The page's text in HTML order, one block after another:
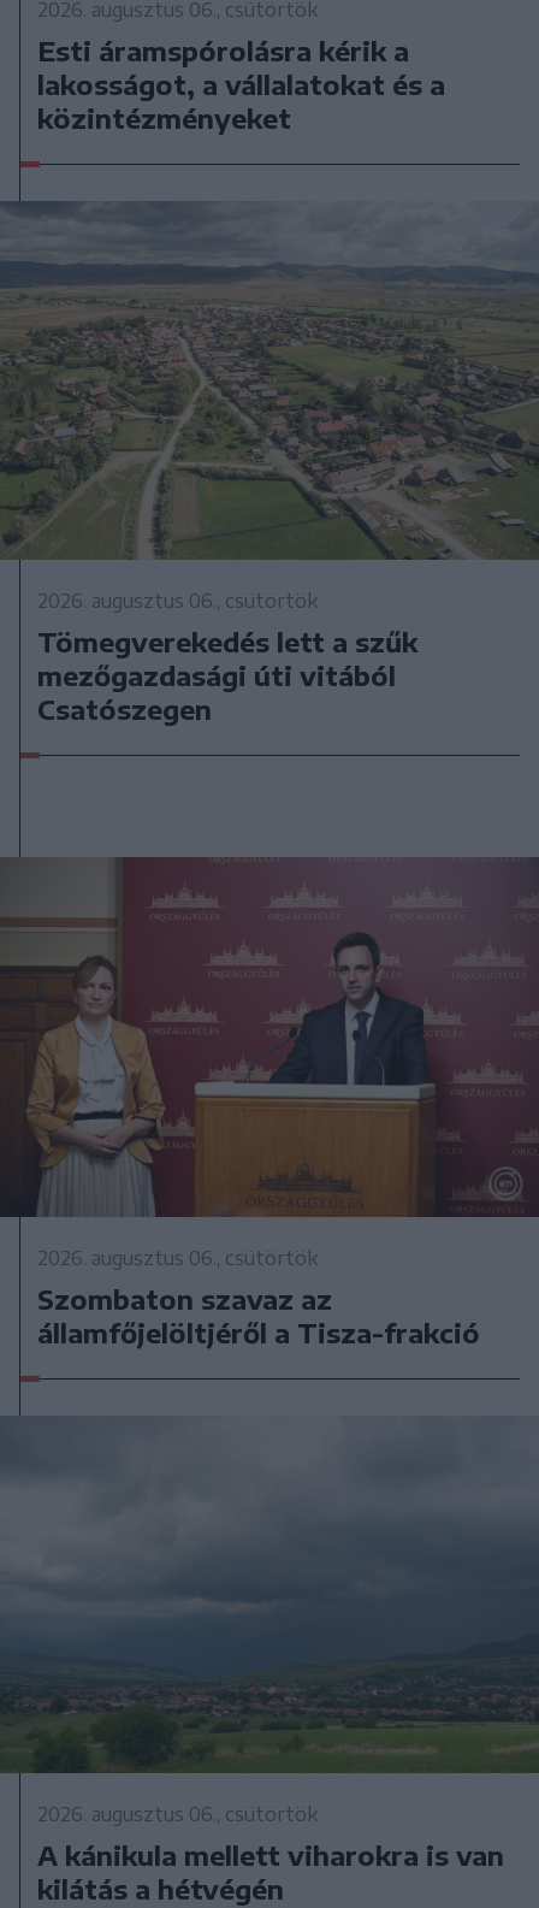
2026. augusztus 06., csütörtök
Esti áramspórolásra kérik a
lakosságot, a vállalatokat és a
közintézményeket
2026. augusztus 06., csütörtök
Tömegverekedés lett a szűk
mezőgazdasági úti vitából
Csatószegen
2026. augusztus 06., csütörtök
Szombaton szavaz az
államfőjelöltjéről a Tisza-frakció
2026. augusztus 06., csütörtök
A kánikula mellett viharokra is van
kilátás a hétvégén